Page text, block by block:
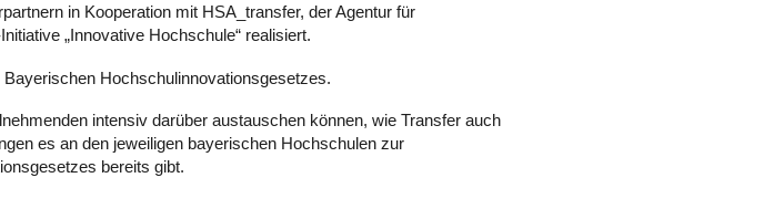
in Kooperation mit HSA_transfer, der Agentur für
„Innovative Hochschule“ realisiert.
Hochschulinnovationsgesetzes.
intensiv darüber austauschen können, wie Transfer auch
es an den jeweiligen bayerischen Hochschulen zur
bereits gibt.